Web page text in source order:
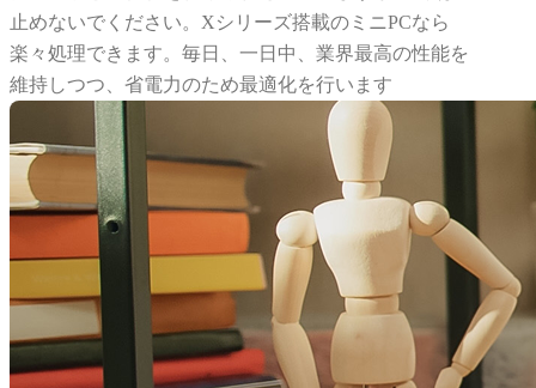
止めないでください。Xシリーズ搭載のミニPCなら
楽々処理できます。毎日、一日中、業界最高の性能を
維持しつつ、省電力のため最適化を行います